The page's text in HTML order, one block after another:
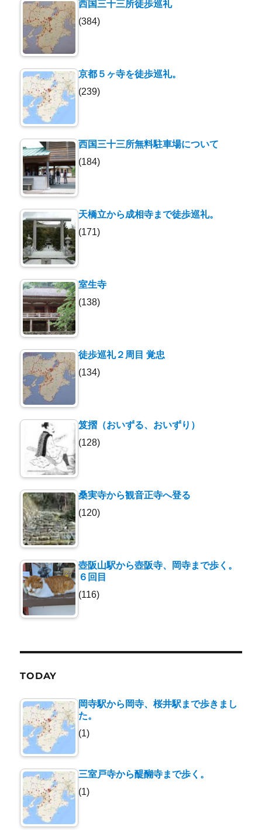
西国三十三所徒歩巡礼
(384)
京都５ヶ寺を徒歩巡礼。
(239)
西国三十三所無料駐車場について
(184)
天橋立から成相寺まで徒歩巡礼。
(171)
室生寺
(138)
徒歩巡礼２周目 覚忠
(134)
笈摺（おいずる、おいずり）
(128)
桑実寺から観音正寺へ登る
(120)
壺阪山駅から壺阪寺、岡寺まで歩く。
６回目
(116)
TODAY
岡寺駅から岡寺、桜井駅まで歩きまし
た。
(1)
三室戸寺から醍醐寺まで歩く。
(1)